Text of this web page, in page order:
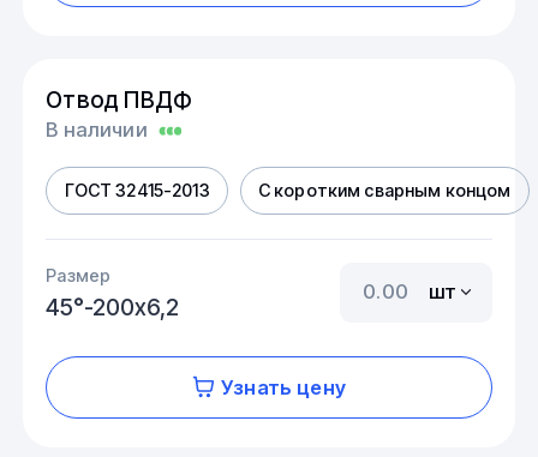
Отвод ПВДФ
В наличии
ГОСТ 32415-2013 С коротким сварным концом
Размер
45°-200х6,2
шт
Узнать цену